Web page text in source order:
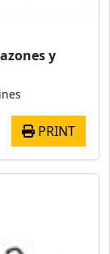
y
PRINT